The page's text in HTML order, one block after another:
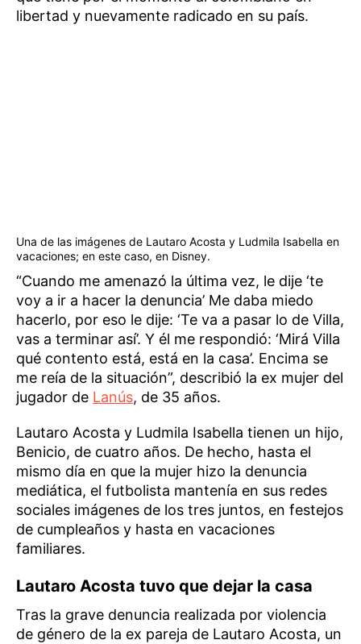
libertad y nuevamente radicado en su país.
Una de las imágenes de Lautaro Acosta y Ludmila Isabella en
vacaciones; en este caso, en Disney.
“Cuando me amenazó la última vez, le dije ‘te
voy a ir a hacer la denuncia’ Me daba miedo
hacerlo, por eso le dije: ‘Te va a pasar lo de Villa,
vas a terminar así’. Y él me respondió: ‘Mirá Villa
qué contento está, está en la casa’. Encima se
me reía de la situación”, describió la ex mujer del
jugador de Lanús, de 35 años.
Lautaro Acosta y Ludmila Isabella tienen un hijo,
Benicio, de cuatro años. De hecho, hasta el
mismo día en que la mujer hizo la denuncia
mediática, el futbolista mantenía en sus redes
sociales imágenes de los tres juntos, en festejos
de cumpleaños y hasta en vacaciones
familiares.
Lautaro Acosta tuvo que dejar la casa
Tras la grave denuncia realizada por violencia
de género de la ex pareja de Lautaro Acosta, un